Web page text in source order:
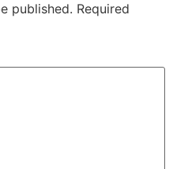
published. Required